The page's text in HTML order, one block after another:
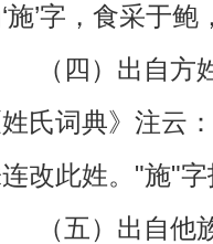
施’字，食采于
四）出自方姓
姓氏词典》注云
改此姓。"施"
五）出自他族